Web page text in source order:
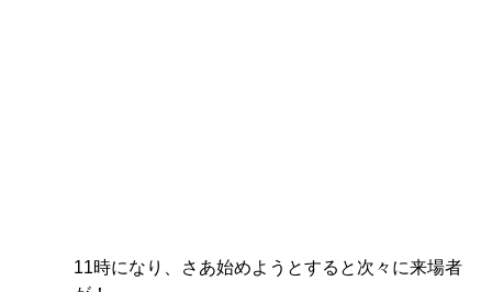
11時になり、さあ始めようとすると次々に来場者